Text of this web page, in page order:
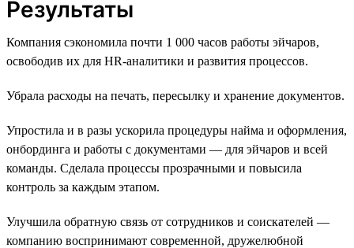
Результаты
Компания сэкономила почти 1 000 часов работы эйчаров,
освободив их для HR-аналитики и развития процессов.
Убрала расходы на печать, пересылку и хранение документов.
Упростила и в разы ускорила процедуры найма и оформления,
онбординга и работы с документами — для эйчаров и всей
команды. Сделала процессы прозрачными и повысила
контроль за каждым этапом.
Улучшила обратную связь от сотрудников и соискателей —
компанию воспринимают современной, дружелюбной